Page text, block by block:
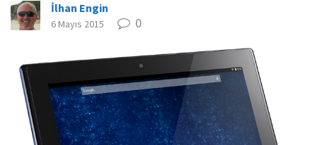
İlhan Engin
6 Mayıs 2015 0